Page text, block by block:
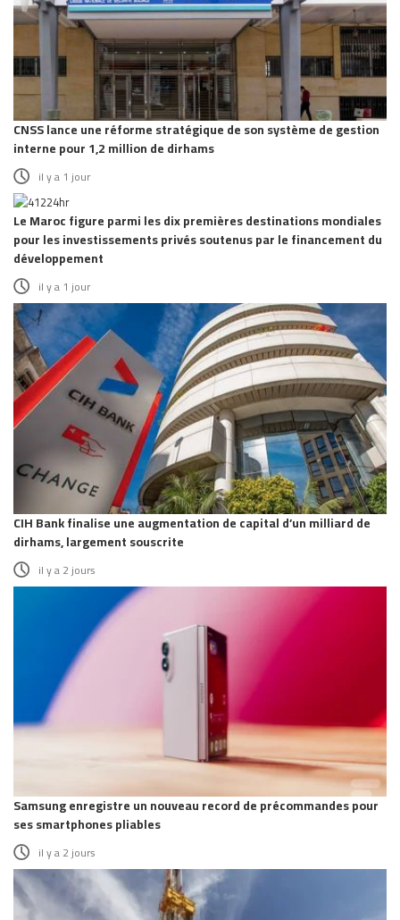
CNSS lance une réforme stratégique de son système de gestion
interne pour 1,2 million de dirhams
il y a 1 jour
Le Maroc figure parmi les dix premières destinations mondiales
pour les investissements privés soutenus par le financement du
développement
il y a 1 jour
CIH Bank finalise une augmentation de capital d’un milliard de
dirhams, largement souscrite
il y a 2 jours
Samsung enregistre un nouveau record de précommandes pour
ses smartphones pliables
il y a 2 jours